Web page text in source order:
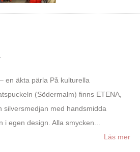
en äkta pärla På kulturella
(Södermalm) finns ETENA,
silversmedjan med handsmidda
i egen design. Alla smycken...
Läs mer